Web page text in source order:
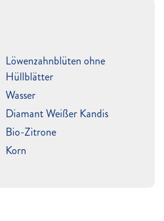
Löwenzahnblüten ohne
Hüllblätter
Wasser
Diamant Weißer Kandis
Bio-Zitrone
Korn